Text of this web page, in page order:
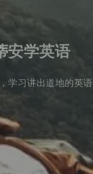
安学英语
学习讲出道地的英语